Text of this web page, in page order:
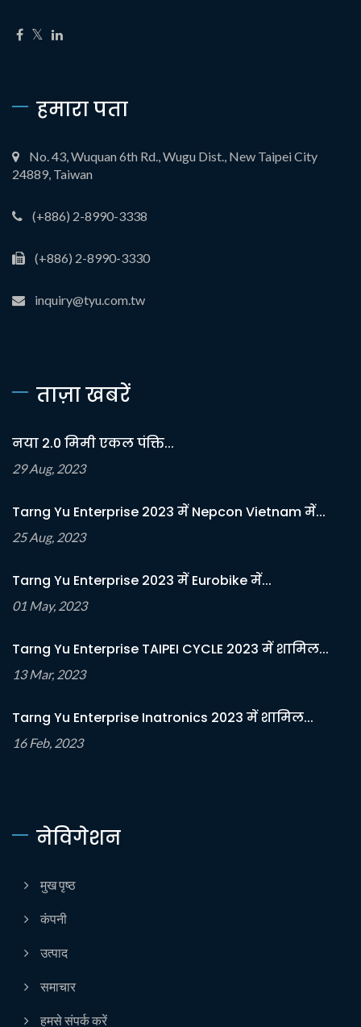
हमारा पता
No. 43, Wuquan 6th Rd., Wugu Dist., New Taipei City
24889, Taiwan
(+886) 2-8990-3338
(+886) 2-8990-3330
inquiry@tyu.com.tw
ताज़ा खबरें
नया 2.0 मिमी एकल पंक्ति...
29 Aug, 2023
Tarng Yu Enterprise 2023 में Nepcon Vietnam में...
25 Aug, 2023
Tarng Yu Enterprise 2023 में Eurobike में...
01 May, 2023
Tarng Yu Enterprise TAIPEI CYCLE 2023 में शामिल...
13 Mar, 2023
Tarng Yu Enterprise Inatronics 2023 में शामिल...
16 Feb, 2023
नेविगेशन
मुख पृष्ठ
कंपनी
उत्पाद
समाचार
हमसे संपर्क करें